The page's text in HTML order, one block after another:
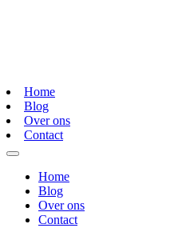
Home
Blog
Over ons
Contact
Home
Blog
Over ons
Contact